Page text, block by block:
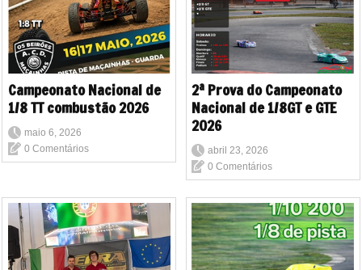
Campeonato Nacional de
1/8 TT combustão 2026
maio 6, 2026
0 Comentários
2ª Prova do Campeonato
Nacional de 1/8GT e GTE
2026
abril 23, 2026
0 Comentários